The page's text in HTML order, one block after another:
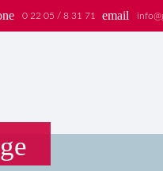
email
0 22 05 / 8 31 71